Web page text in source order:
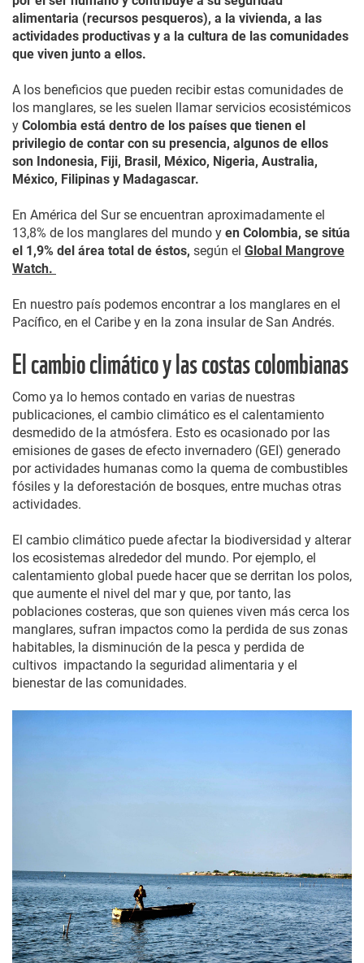
alimentaria (recursos pesqueros), a la vivienda, a las
actividades productivas y a la cultura de las comunidades
que viven junto a ellos.
A los beneficios que pueden recibir estas comunidades de
los manglares, se les suelen llamar servicios ecosistémicos
y Colombia está dentro de los países que tienen el
privilegio de contar con su presencia, algunos de ellos
son Indonesia, Fiji, Brasil, México, Nigeria, Australia,
México, Filipinas y Madagascar.
En América del Sur se encuentran aproximadamente el
13,8% de los manglares del mundo y en Colombia, se sitúa
el 1,9% del área total de éstos, según el Global Mangrove
Watch.
En nuestro país podemos encontrar a los manglares en el
Pacífico, en el Caribe y en la zona insular de San Andrés.
El cambio climático y las costas colombianas
Como ya lo hemos contado en varias de nuestras
publicaciones, el cambio climático es el calentamiento
desmedido de la atmósfera. Esto es ocasionado por las
emisiones de gases de efecto invernadero (GEI) generado
por actividades humanas como la quema de combustibles
fósiles y la deforestación de bosques, entre muchas otras
actividades.
El cambio climático puede afectar la biodiversidad y alterar
los ecosistemas alrededor del mundo. Por ejemplo, el
calentamiento global puede hacer que se derritan los polos,
que aumente el nivel del mar y que, por tanto, las
poblaciones costeras, que son quienes viven más cerca los
manglares, sufran impactos como la perdida de sus zonas
habitables, la disminución de la pesca y perdida de
cultivos impactando la seguridad alimentaria y el
bienestar de las comunidades.